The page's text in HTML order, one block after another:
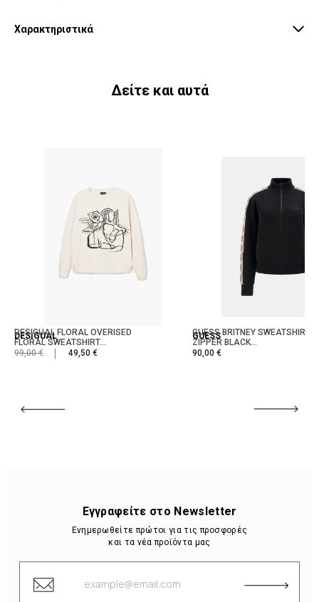
Χαρακτηριστικά
Δείτε και αυτά
DESIGUAL
DESIGUAL FLORAL OVERISED
FLORAL SWEATSHIRT...
99,00 €
49,50 €
GUESS
GUESS BRITNEY SWEATSHIRT
ZIPPER BLACK...
90,00 €
Εγγραφείτε στο Newsletter
Ενημερωθείτε πρώτοι για τις προσφορές
και τα νέα προϊόντα μας